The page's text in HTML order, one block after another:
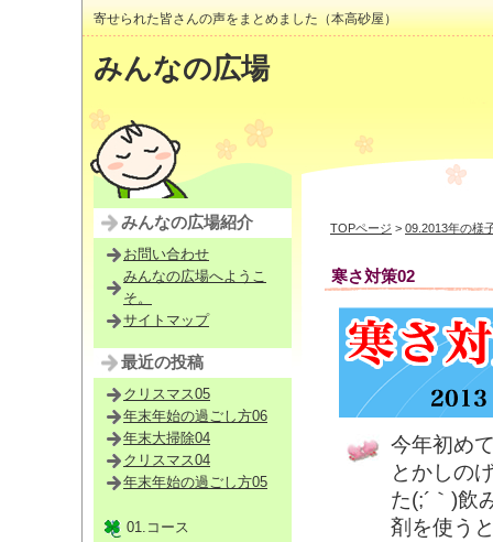
寄せられた皆さんの声をまとめました（本高砂屋）
みんなの広場
TOPページ > 09.2013年の様
寒さ対策02
今年初め
とかしの
た(;´｀)飲
剤を使う
みんなの広場紹介
お問い合わせ
みんなの広場へようこ
そ。
サイトマップ
最近の投稿
クリスマス05
年末年始の過ごし方06
年末大掃除04
クリスマス04
年末年始の過ごし方05
01.コース